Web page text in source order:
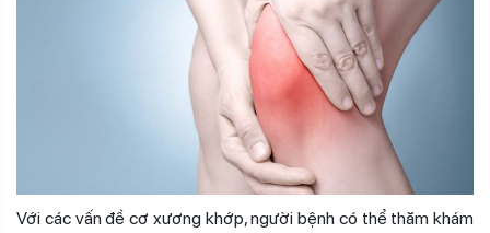
Với các vấn đề cơ xương khớp, người bệnh có thể thăm khám